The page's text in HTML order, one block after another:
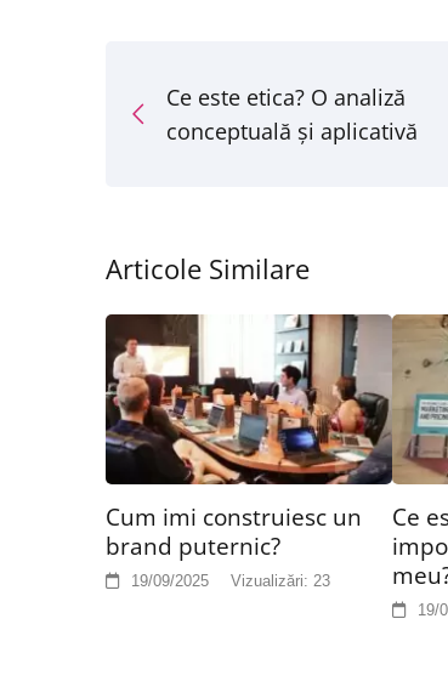
Ce este etica? O analiză
conceptuală și aplicativă
Articole Similare
Cum imi construiesc un
brand puternic?
19/09/2025 Vizualizări: 23
Ce
19/